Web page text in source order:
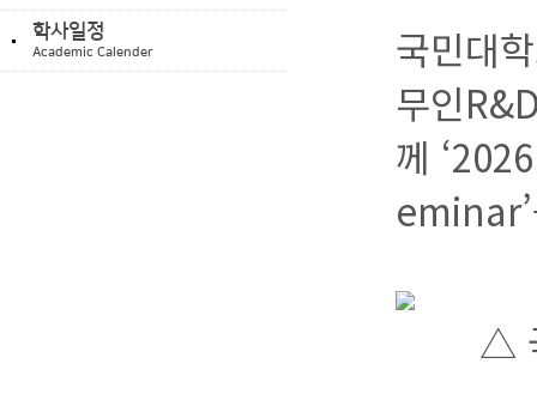
학사일정
Academic Calender
국민대
무인
께
△